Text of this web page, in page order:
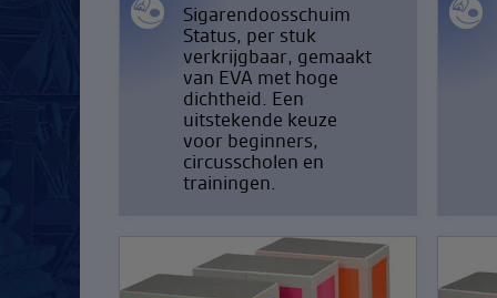
Sigarendoosschuim
Status, per stuk
verkrijgbaar, gemaakt
van EVA met hoge
dichtheid. Een
uitstekende keuze
voor beginners,
circusscholen en
trainingen.